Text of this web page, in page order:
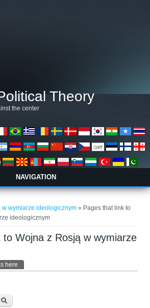
Theory
the center
NAVIGATION
w wymiarze ideologicznym» Pages that link to
ideologicznym
to Wojna z Rosją w wymiarze
here